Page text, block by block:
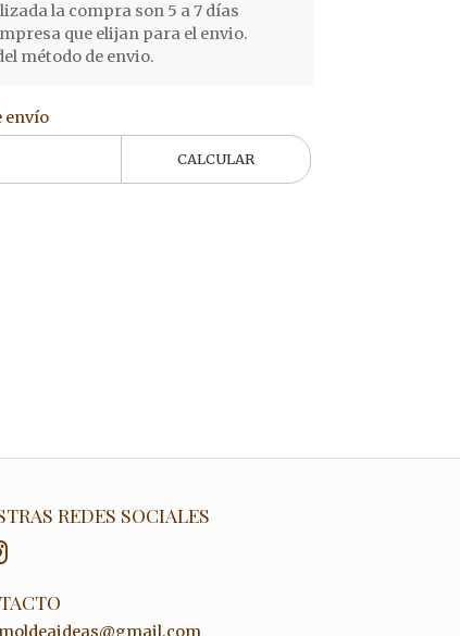
la compra son 5 a 7 días
que elijan para el envio.
método de envio.
envío
CALCULAR
REDES SOCIALES